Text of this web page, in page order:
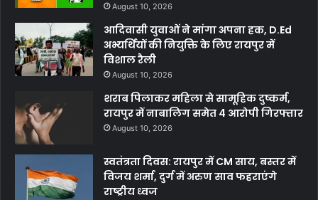
August 10, 2026
आदिवासी युवाओं ने मांगा अपना हक, D.Ed
अभ्यर्थियों की नियुक्ति के लिए रायपुर में
विशाल रैली
August 10, 2026
शराब पिलाकर महिला से सामूहिक दुष्कर्म,
रायपुर में नाबालिग समेत 4 आरोपी गिरफ्तार
August 10, 2026
स्वतंत्रता दिवस: रायपुर में CM साय, बस्तर में
विजय शर्मा, दुर्ग में अरुण साव फहराएंगे
राष्ट्रीय ध्वज